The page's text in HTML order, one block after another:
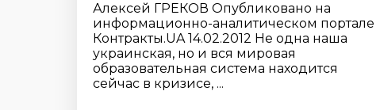
Алексей ГРЕКОВ Опубликовано на
информационно-аналитическом портале
Контракты.UA 14.02.2012 Не одна наша
украинская, но и вся мировая
образовательная система находится
сейчас в кризисе, ...